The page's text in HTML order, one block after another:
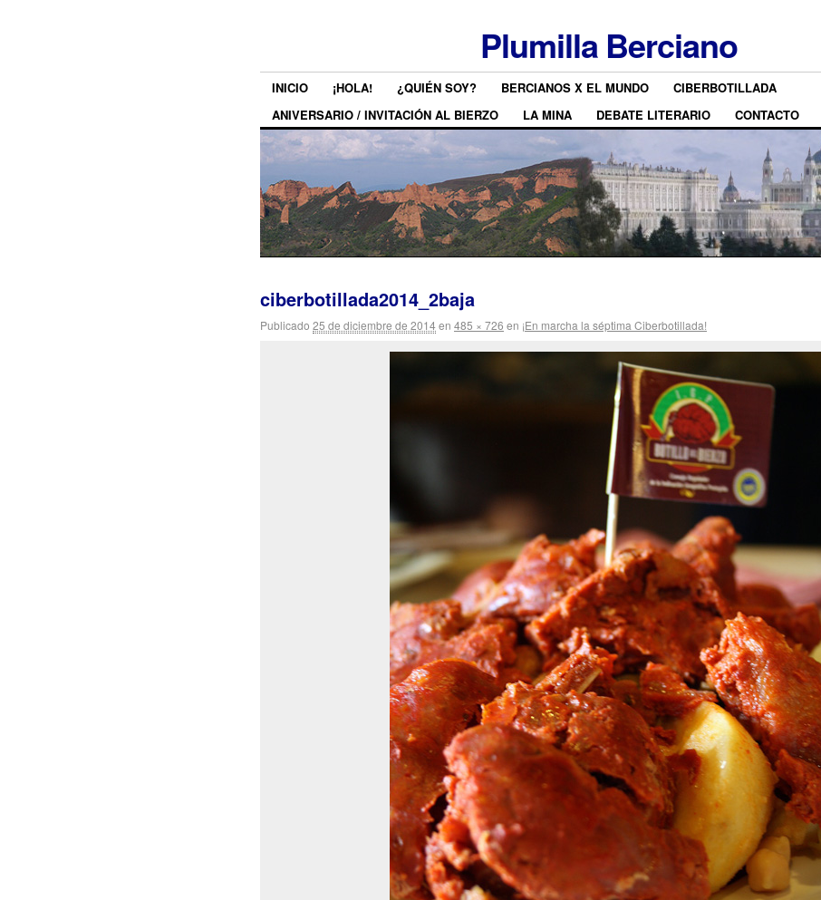
Plumilla Berciano
INICIO ¡HOLA! ¿QUIÉN SOY? BERCIANOS X EL MUNDO
CIBERBOTILLADA
ANIVERSARIO / INVITACIÓN AL BIERZO
LA MINA DEBATE LITERARIO CONTACTO
ciberbotillada2014_2baja
Publicado 25 de diciembre de 2014en 485 × 726 en ¡En marcha la séptima Ciberbotillada!